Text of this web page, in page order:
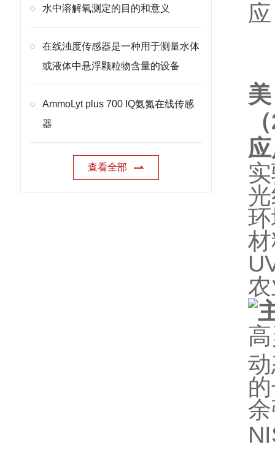
水中溶解氧测定的目的和意义
在线浊度传感器是一种用于测量水体
或液体中悬浮颗粒物含量的设备
AmmoLyt plus 700 IQ氨氮在线传感
器
查看全部